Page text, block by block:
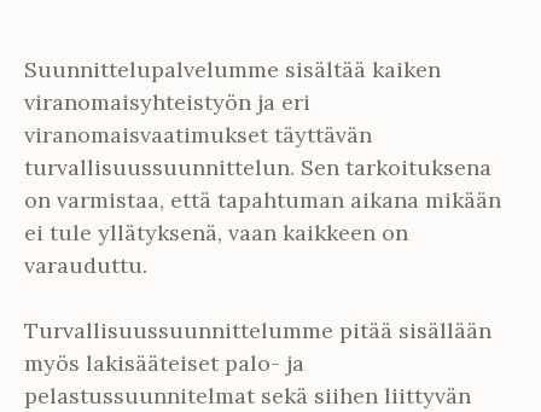
Suunnittelupalvelumme sisältää kaiken
viranomaisyhteistyön ja eri
viranomaisvaatimukset täyttävän
turvallisuussuunnittelun. Sen tarkoituksena
on varmistaa, että tapahtuman aikana mikään
ei tule yllätyksenä, vaan kaikkeen on
varauduttu.
Turvallisuussuunnittelumme pitää sisällään
myös lakisääteiset palo- ja
pelastussuunnitelmat sekä siihen liittyvän